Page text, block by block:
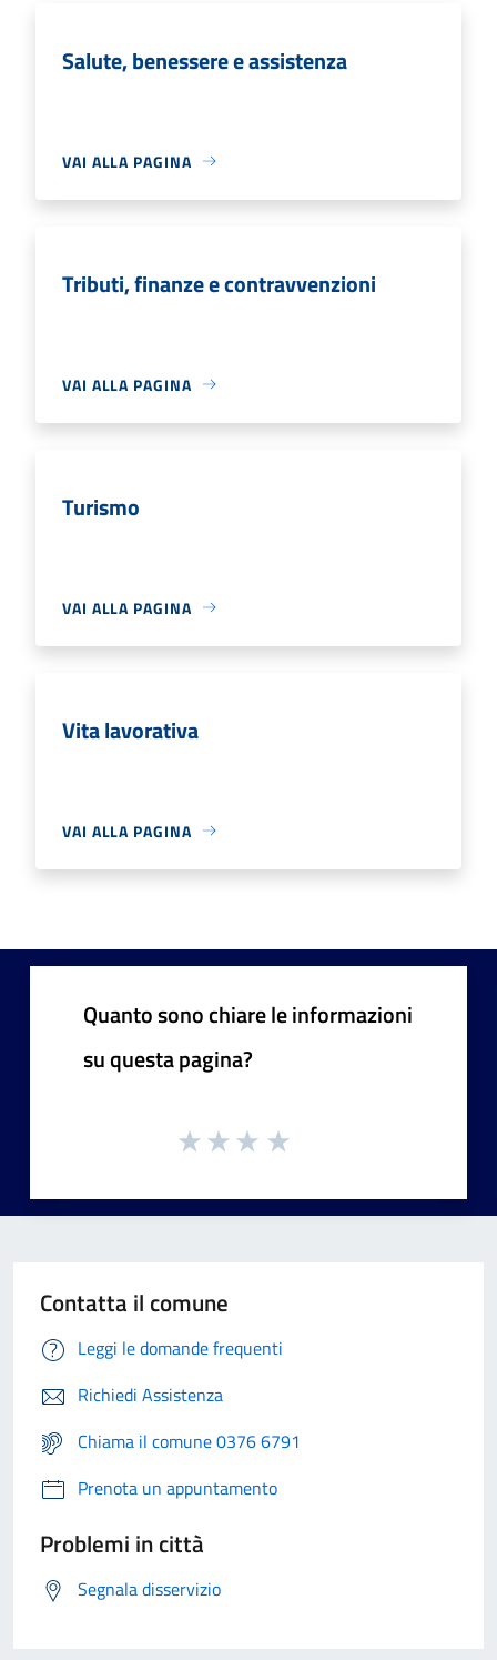
Salute, benessere e assistenza
VAI ALLA PAGINA
Tributi, finanze e contravvenzioni
VAI ALLA PAGINA
Turismo
VAI ALLA PAGINA
Vita lavorativa
VAI ALLA PAGINA
Quanto sono chiare le informazioni
su questa pagina?
Contatta il comune
Leggi le domande frequenti
Richiedi Assistenza
Chiama il comune 0376 6791
Prenota un appuntamento
Problemi in città
Segnala disservizio